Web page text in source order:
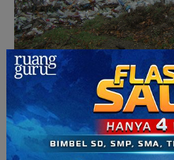
Dampak pembuangan
(Sumber:
Hayo, siapa di antara kamu yang
sembarangan? Stop lakukan itu